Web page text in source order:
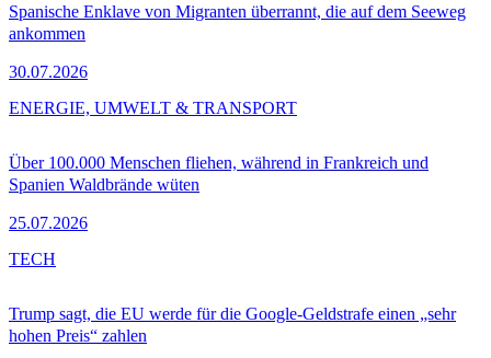
Spanische Enklave von Migranten überrannt, die auf dem Seeweg
ankommen
30.07.2026
Über 100.000 Menschen fliehen, während in Frankreich und
Spanien Waldbrände wüten
25.07.2026
ENERGIE, UMWELT & TRANSPORT
Trump sagt, die EU werde für die Google-Geldstrafe einen „sehr
hohen Preis“ zahlen
TECH